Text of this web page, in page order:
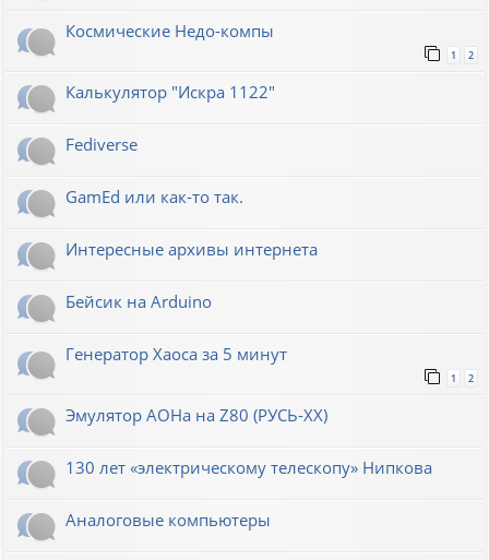
Космические Недо-компы
1 2
Калькулятор "Искра 1122"
Fediverse
GamEd или как-то так.
Интересные архивы интернета
Бейсик на Arduino
Генератор Хаоса за 5 минут
1 2
Эмулятор АОНа на Z80 (РУСЬ-XX)
130 лет «электрическому телескопу» Нипкова
Аналоговые компьютеры